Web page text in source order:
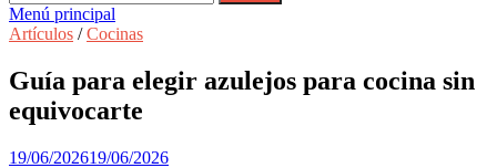
Menú principal
Artículos /Cocinas
Guía para elegir azulejos para cocina sin
equivocarte
19/06/202619/06/2026